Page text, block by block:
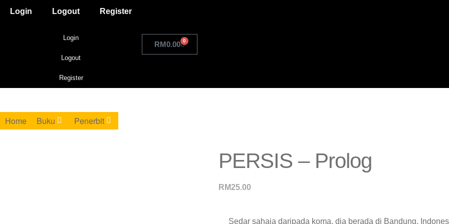
Login Logout Register
Login
Logout
Register
RM0.00 0
Home Buku Penerbit
PERSIS – Prolog
RM25.00
Sedar sahaja daripada koma, dia berada di Bandung,